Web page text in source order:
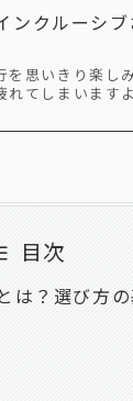
ンクルーシ
を思いきり楽
れてしまいま
目次
は？選び方